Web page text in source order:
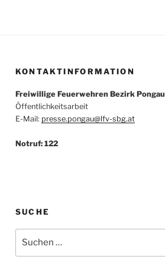
KONTAKTINFORMATION
Freiwillige Feuerwehren Bezirk Pongau
Öffentlichkeitsarbeit
E-Mail: presse.pongau@lfv-sbg.at
Notruf: 122
SUCHE
nach: